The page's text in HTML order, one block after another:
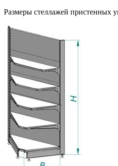
Размеры стеллажей пристенных